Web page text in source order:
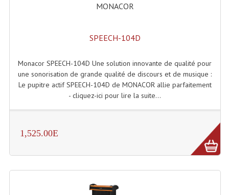
Projecteurs Théâtre Led
Projecteurs Découpes
Projecteurs Par : 16 À 64 Et Autres
Projecteurs Théatre: Plan Convexe Fresnel
Rampe De Spots
MONACOR
SPEECH-104D
Monacor SPEECH-104D Une solution innovante de qualité pour
une sonorisation de grande qualité de discours et de musique :
Le pupitre actif SPEECH-104D de MONACOR allie parfaitement
- cliquez-ici pour lire la suite...
1,525.00E